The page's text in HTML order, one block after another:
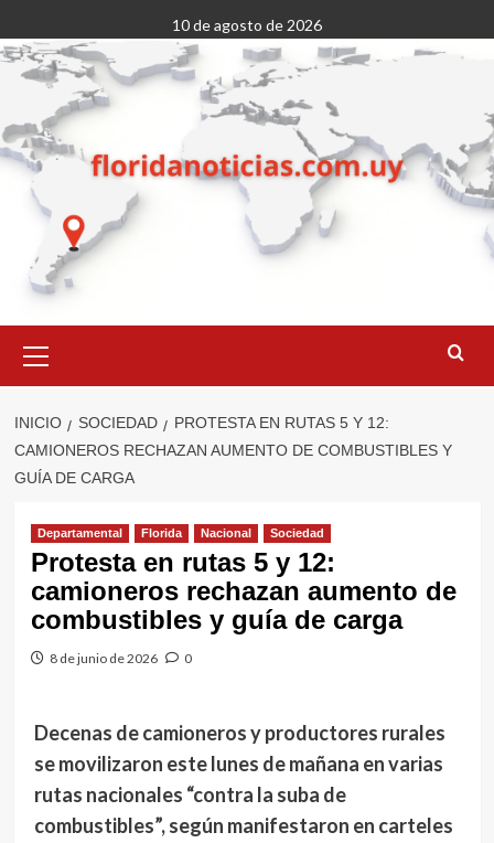
al
contenido
10 de agosto de 2026
primario
INICIO SOCIEDAD
PROTESTA EN RUTAS 5 Y 12:
CAMIONEROS RECHAZAN AUMENTO DE COMBUSTIBLES Y
GUÍA DE CARGA
Departamental Florida Nacional Sociedad
Protesta en rutas 5 y 12:
camioneros rechazan aumento de
combustibles y guía de carga
8 de junio de 2026 0
Decenas de camioneros y productores rurales
se movilizaron este lunes de mañana en varias
rutas nacionales “contra la suba de
combustibles”, según manifestaron en carteles